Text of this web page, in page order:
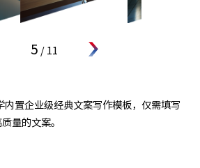
5 / 11
置企业级经典文案写作模板，仅需填写
量的文案。